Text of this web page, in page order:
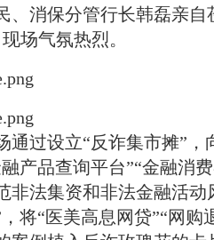
、消保分管行长韩磊亲
场气氛热烈。
通过设立“反诈集市摊”
产品查询平台”“金融消
非法集资和非法金融活
将“医美高息网贷”“网